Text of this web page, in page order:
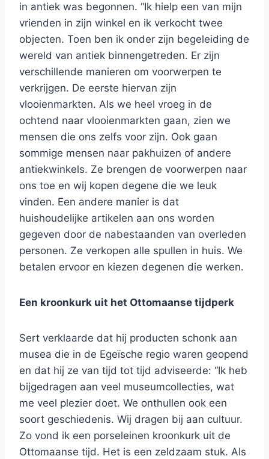
in antiek was begonnen. “Ik hielp een van mijn
vrienden in zijn winkel en ik verkocht twee
objecten. Toen ben ik onder zijn begeleiding de
wereld van antiek binnengetreden. Er zijn
verschillende manieren om voorwerpen te
verkrijgen. De eerste hiervan zijn
vlooienmarkten. Als we heel vroeg in de
ochtend naar vlooienmarkten gaan, zien we
mensen die ons zelfs voor zijn. Ook gaan
sommige mensen naar pakhuizen of andere
antiekwinkels. Ze brengen de voorwerpen naar
ons toe en wij kopen degene die we leuk
vinden. Een andere manier is dat
huishoudelijke artikelen aan ons worden
gegeven door de nabestaanden van overleden
personen. Ze verkopen alle spullen in huis. We
betalen ervoor en kiezen degenen die werken.
Een kroonkurk uit het Ottomaanse tijdperk
Sert verklaarde dat hij producten schonk aan
musea die in de Egeïsche regio waren geopend
en dat hij ze van tijd tot tijd adviseerde: “Ik heb
bijgedragen aan veel museumcollecties, wat
me veel plezier doet. We onthullen ook een
soort geschiedenis. Wij dragen bij aan cultuur.
Zo vond ik een porseleinen kroonkurk uit de
Ottomaanse tijd. Het is een zeldzaam stuk. Als